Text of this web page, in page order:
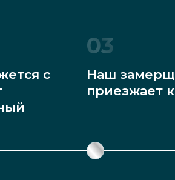
с
03
Наш
приезжает